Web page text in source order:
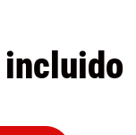
incluido